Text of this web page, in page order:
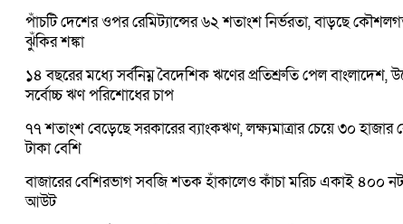
পাঁচটি দেশের ওপর রেমিট্যান্সের ৬২ শতাংশ নির্ভরতা, বাড়ছে
ঝুঁকির শঙ্কা
১৪ বছরের মধ্যে সর্বনিম্ন বৈদেশিক ঋণের প্রতিশ্রুতি পেল বাংলাদেশ,
সর্বোচ্চ ঋণ পরিশোধের চাপ
৭৭ শতাংশ বেড়েছে সরকারের ব্যাংকঋণ, লক্ষ্যমাত্রার চেয়ে ৩০ হাজার
টাকা বেশি
বাজারের বেশিরভাগ সবজি শতক হাঁকালেও কাঁচা মরিচ একাই ৪০০ নট
আউট